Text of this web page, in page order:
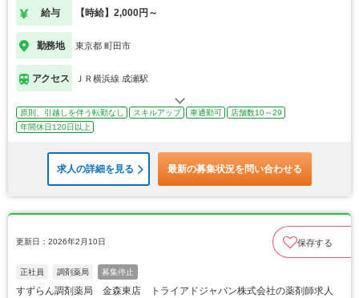
給与 【時給】2,000円～
勤務地 東京都 町田市
アクセス ＪＲ横浜線 成瀬駅
原則、引越しを伴う転勤なし スキルアップ 車通勤可
店舗数10～29
年間休日120日以上
求人の詳細を見る 最新の募集状況を問い合わせる
更新日：2026年2月10日 保存する
正社員 調剤薬局 募集停止
すずらん調剤薬局 金森東店 トライアドジャパン株式会社の薬剤師求人